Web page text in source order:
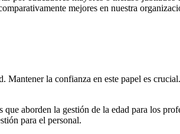
mejores en nuestra
la confianza en este papel es
aborden la gestión de la edad para los
para el personal.